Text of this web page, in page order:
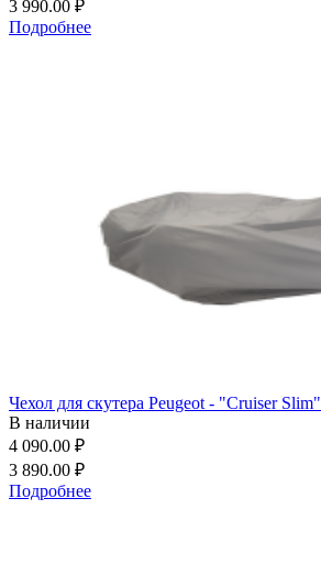
3 990.00 ₽
Подробнее
Чехол для скутера Peugeot - "Cruiser Slim"
В наличии
4 090.00 ₽
3 890.00 ₽
Подробнее